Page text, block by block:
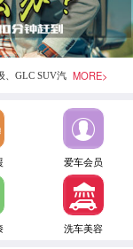
召回部分进
、GLC SUV汽
召回部分进
拉汽车
MORE>
爱车会员
洗车美容